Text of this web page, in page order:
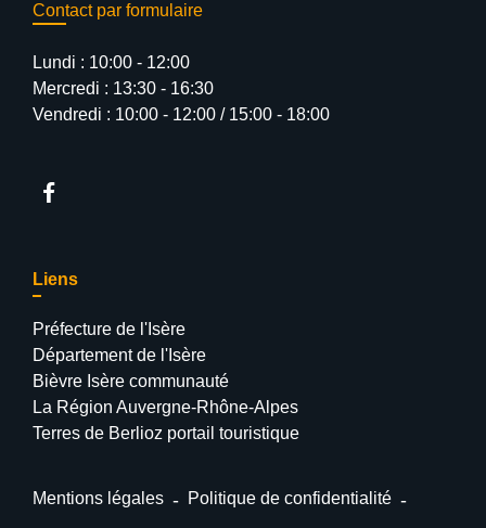
Contact par formulaire
Lundi : 10:00 - 12:00
Mercredi : 13:30 - 16:30
Vendredi : 10:00 - 12:00 / 15:00 - 18:00
Liens
Préfecture de l'Isère
Département de l'Isère
Bièvre Isère communauté
La Région Auvergne-Rhône-Alpes
Terres de Berlioz portail touristique
Mentions légales - Politique de confidentialité -